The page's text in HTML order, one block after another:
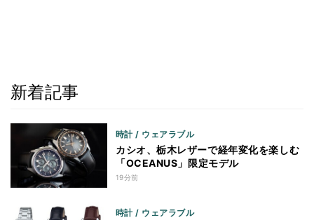
新着記事
時計 / ウェアラブル
カシオ、栃木レザーで経年変化を楽しむ
「OCEANUS」限定モデル
19分前
時計 / ウェアラブル